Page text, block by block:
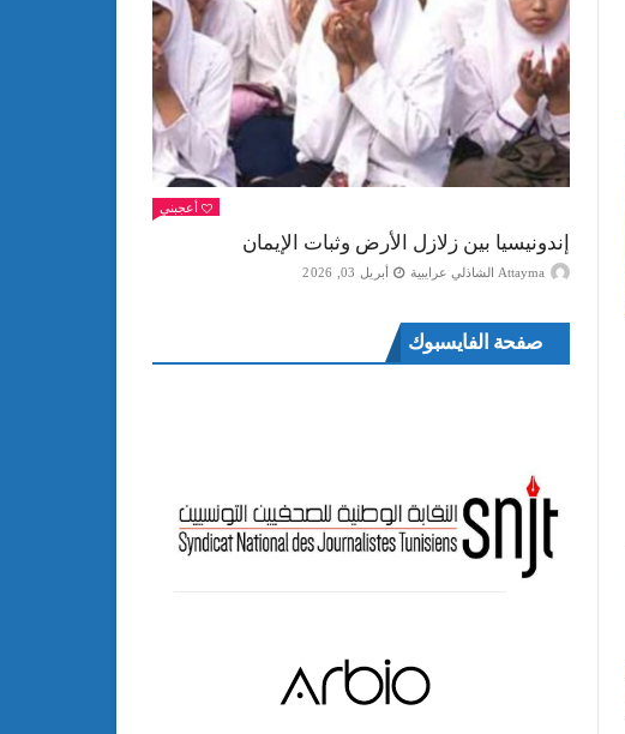
أعجبني
إندونيسيا بين زلازل الأرض وثبات الإيمان
Attayma الشاذلي عرايبية أبريل 03, 2026
صفحة الفايسبوك